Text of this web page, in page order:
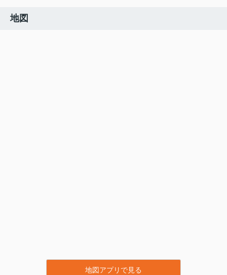
地図
地図アプリで見る